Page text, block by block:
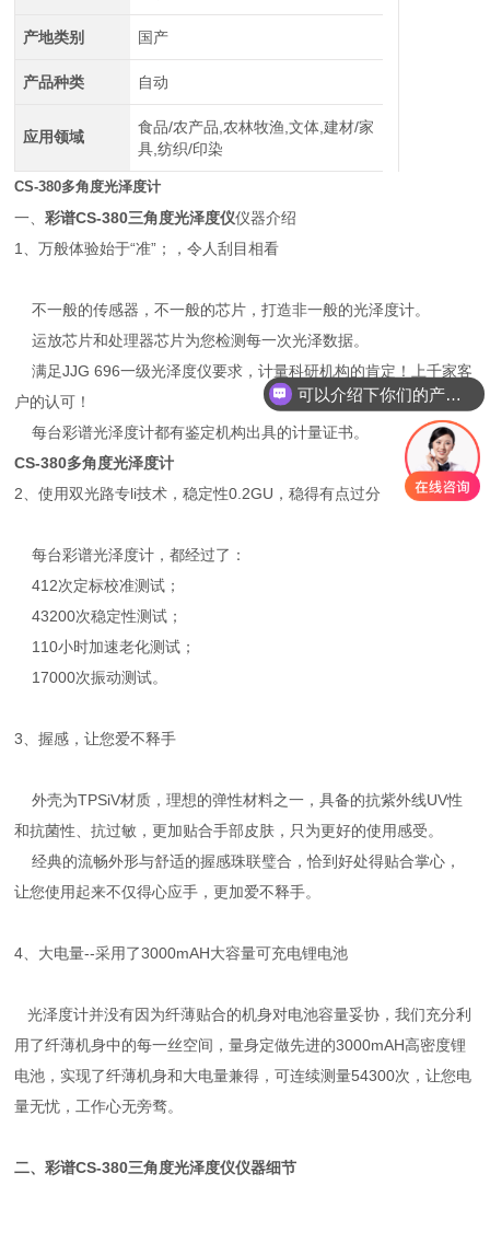
产地类别 国产
产品种类 自动
应用领域
食品/农产品,农林牧渔,文体,建材/家
具,纺织/印染
CS-380多角度光泽度计
一、彩谱CS-380三角度光泽度仪仪器介绍
1、万般体验始于“准”；，令人刮目相看
不一般的传感器，不一般的芯片，打造非一般的光泽度计。
运放芯片和处理器芯片为您检测每一次光泽数据。
满足JJG 696一级光泽度仪要求，计量科研机构的肯定！上千家客
户的认可！
每台彩谱光泽度计都有鉴定机构出具的计量证书。
CS-380多角度光泽度计
2、使用双光路专li技术，稳定性0.2GU，稳得有点过分
每台彩谱光泽度计，都经过了：
412次定标校准测试；
43200次稳定性测试；
110小时加速老化测试；
17000次振动测试。
3、握感，让您爱不释手
外壳为TPSiV材质，理想的弹性材料之一，具备的抗紫外线UV性
和抗菌性、抗过敏，更加贴合手部皮肤，只为更好的使用感受。
经典的流畅外形与舒适的握感珠联璧合，恰到好处得贴合掌心，
让您使用起来不仅得心应手，更加爱不释手。
4、大电量--采用了3000mAH大容量可充电锂电池
光泽度计并没有因为纤薄贴合的机身对电池容量妥协，我们充分利
用了纤薄机身中的每一丝空间，量身定做先进的3000mAH高密度锂
电池，实现了纤薄机身和大电量兼得，可连续测量54300次，让您电
量无忧，工作心无旁骛。
二、彩谱CS-380三角度光泽度仪仪器细节
可以介绍下你们的产品么？